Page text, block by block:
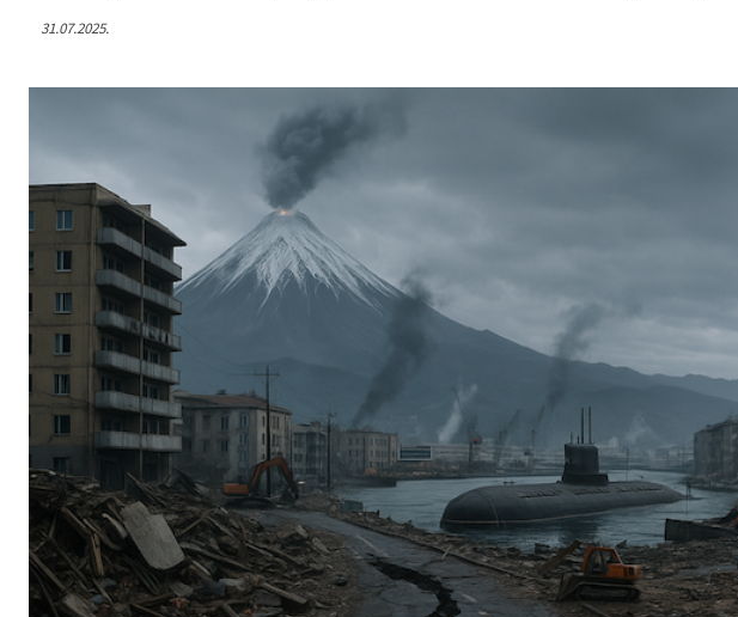
31.07.2025.